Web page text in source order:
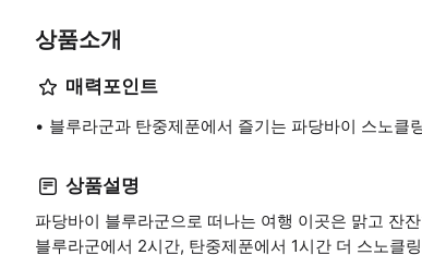
상품소개
매력포인트
블루라군과 탄중제푼에서 즐기는 파당바이 스노클
상품설명
파당바이 블루라군으로 떠나는 여행 이곳은 맑고 잔
블루라군에서 2시간, 탄중제푼에서 1시간 더 스노클